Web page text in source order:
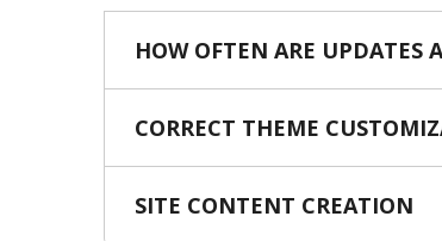
HOW OFTEN ARE UPDATES
CORRECT THEME
SITE CONTENT CREATION